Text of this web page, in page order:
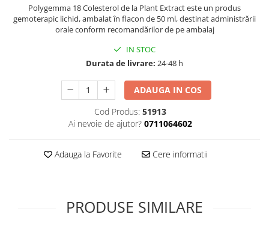
Supliment Fier
Supliment Magneziu
Supliment Vitamina C
Supliment Vitamina D3
Supliment Zinc
Tincturi si Gemoderivate
Tuse gat si respiratie
Polygemma 18 Colesterol de la Plant Extract este un produs
gemoterapic lichid, ambalat în flacon de 50 ml, destinat administrării
orale conform recomandărilor de pe ambalaj
IN STOC
Durata de livrare: 24-48 h
ADAUGA IN COS
Cod Produs: 51913
Ai nevoie de ajutor? 0711064602
Adauga la Favorite Cere informatii
PRODUSE SIMILARE